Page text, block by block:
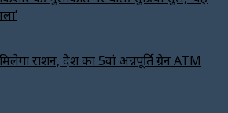
राशन, देश का 5वां अन्नपूर्ति ग्रेन ATM